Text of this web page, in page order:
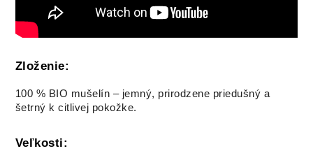
Zloženie:
100 % BIO mušelín – jemný, prirodzene priedušný a
šetrný k citlivej pokožke.
Veľkosti: